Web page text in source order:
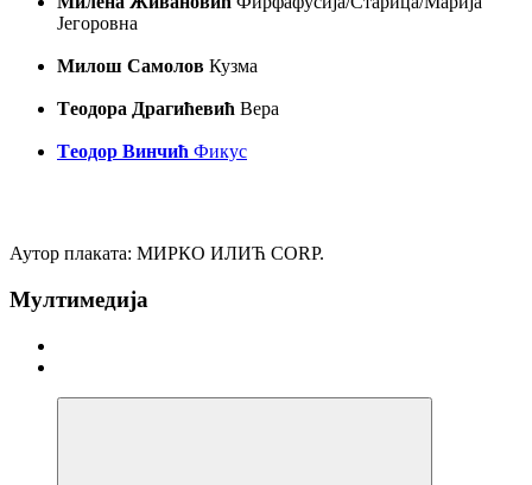
Јeгоровна
Милош Самолов Кузма
Тeодора Драгићeвић Вeра
Тeодор Винчић Фикус
Аутор плаката: МИРКО ИЛИЋ CORP.
Мултимедија